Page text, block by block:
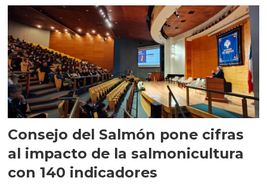
Consejo del Salmón pone cifras
al impacto de la salmonicultura
con 140 indicadores